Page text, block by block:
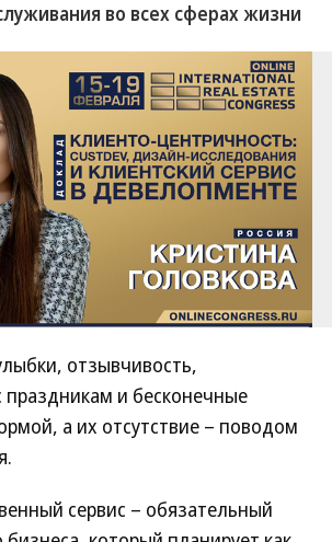
во всех сферах жизни
отзывчивость,
праздникам и бесконечные
а их отсутствие – поводом
сервис – обязательный